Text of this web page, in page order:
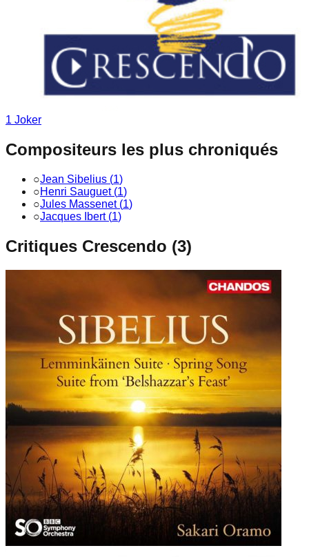
1 Joker
Compositeurs les plus chroniqués
○Jean Sibelius (1)
○Henri Sauguet (1)
○Jules Massenet (1)
○Jacques Ibert (1)
Critiques Crescendo (3)